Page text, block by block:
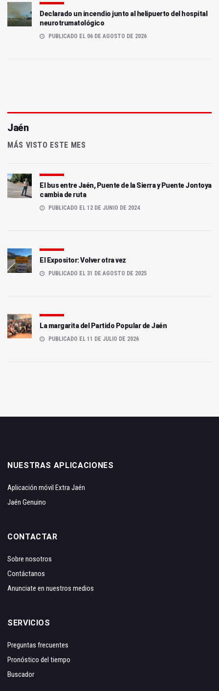
Declarado un incendio junto al helipuerto del hospital
neurotrumatológico
PUBLICADO EL 06 DE AGOSTO DE 2026
Jaén
MÁS VISTO ESTE MES
El bus entre Jaén, Puente de la Sierra y Puente Jontoya
cambia de ruta
PUBLICADO EL 12 DE JUNIO DE 2024
El Expositor: Volver otra vez
PUBLICADO EL 31 DE AGOSTO DE 2025
La margarita del Partido Popular de Jaén
PUBLICADO EL 11 DE JULIO DE 2026
NUESTRAS APLICACIONES
Aplicación móvil Extra Jaén
Jaén Genuino
CONTACTAR
Sobre nosotros
Contáctanos
Anunciate en nuestros medios
SERVICIOS
Preguntas frecuentes
Pronóstico del tiempo
Buscador